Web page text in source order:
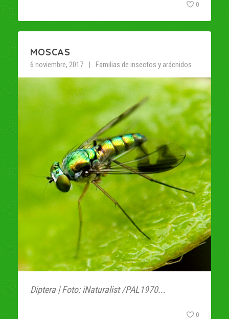
0
MOSCAS
6 noviembre, 2017 Familias de insectos y arácnidos
Diptera | Foto: iNaturalist /PAL1970...
0